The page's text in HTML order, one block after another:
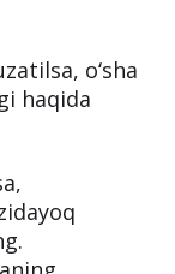
haqida